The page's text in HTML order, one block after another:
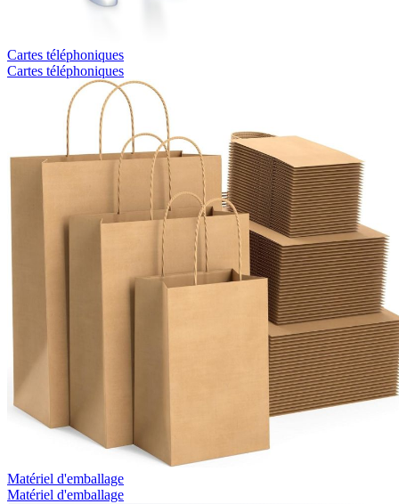
Cartes téléphoniques
Cartes téléphoniques
Matériel d'emballage
Matériel d'emballage